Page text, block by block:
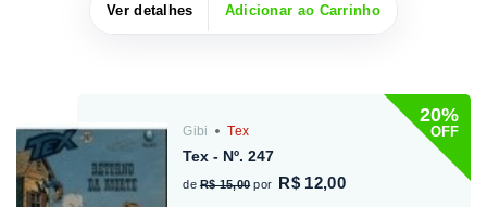
Ver detalhes Adicionar ao Carrinho
20%
OFF
Gibi Tex
Tex - Nº. 247
de R$ 15,00 por R$ 12,00